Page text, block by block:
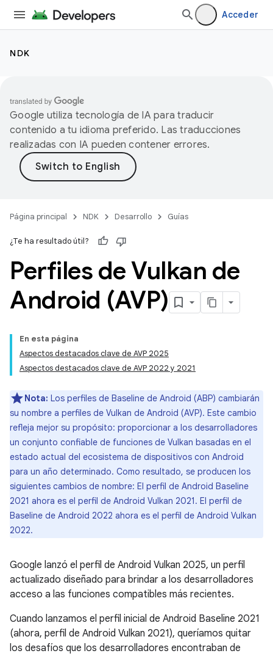
Acceder
NDK
Google utiliza tecnología de IA para traducir
contenido a tu idioma preferido. Las traducciones
realizadas con IA pueden contener errores.
Página principal NDK Desarrollo Guías
¿Te ha resultado útil?
Perfiles de Vulkan de
Android (AVP)
En esta página
Aspectos destacados clave de AVP 2025
Aspectos destacados clave de AVP 2022 y 2021
Nota: Los perfiles de Baseline de Android (ABP) cambiarán
su nombre a perfiles de Vulkan de Android (AVP). Este cambio
refleja mejor su propósito: proporcionar a los desarrolladores
un conjunto confiable de funciones de Vulkan basadas en el
estado actual del ecosistema de dispositivos con Android
para un año determinado. Como resultado, se producen los
siguientes cambios de nombre: El perfil de Android Baseline
2021 ahora es el perfil de Android Vulkan 2021. El perfil de
Baseline de Android 2022 ahora es el perfil de Android Vulkan
2022.
Google lanzó el perfil de Android Vulkan 2025, un perfil
actualizado diseñado para brindar a los desarrolladores
acceso a las funciones compatibles más recientes.
Cuando lanzamos el perfil inicial de Android Baseline 2021
(ahora, perfil de Android Vulkan 2021), queríamos quitar
los desafíos que los desarrolladores encontraban de